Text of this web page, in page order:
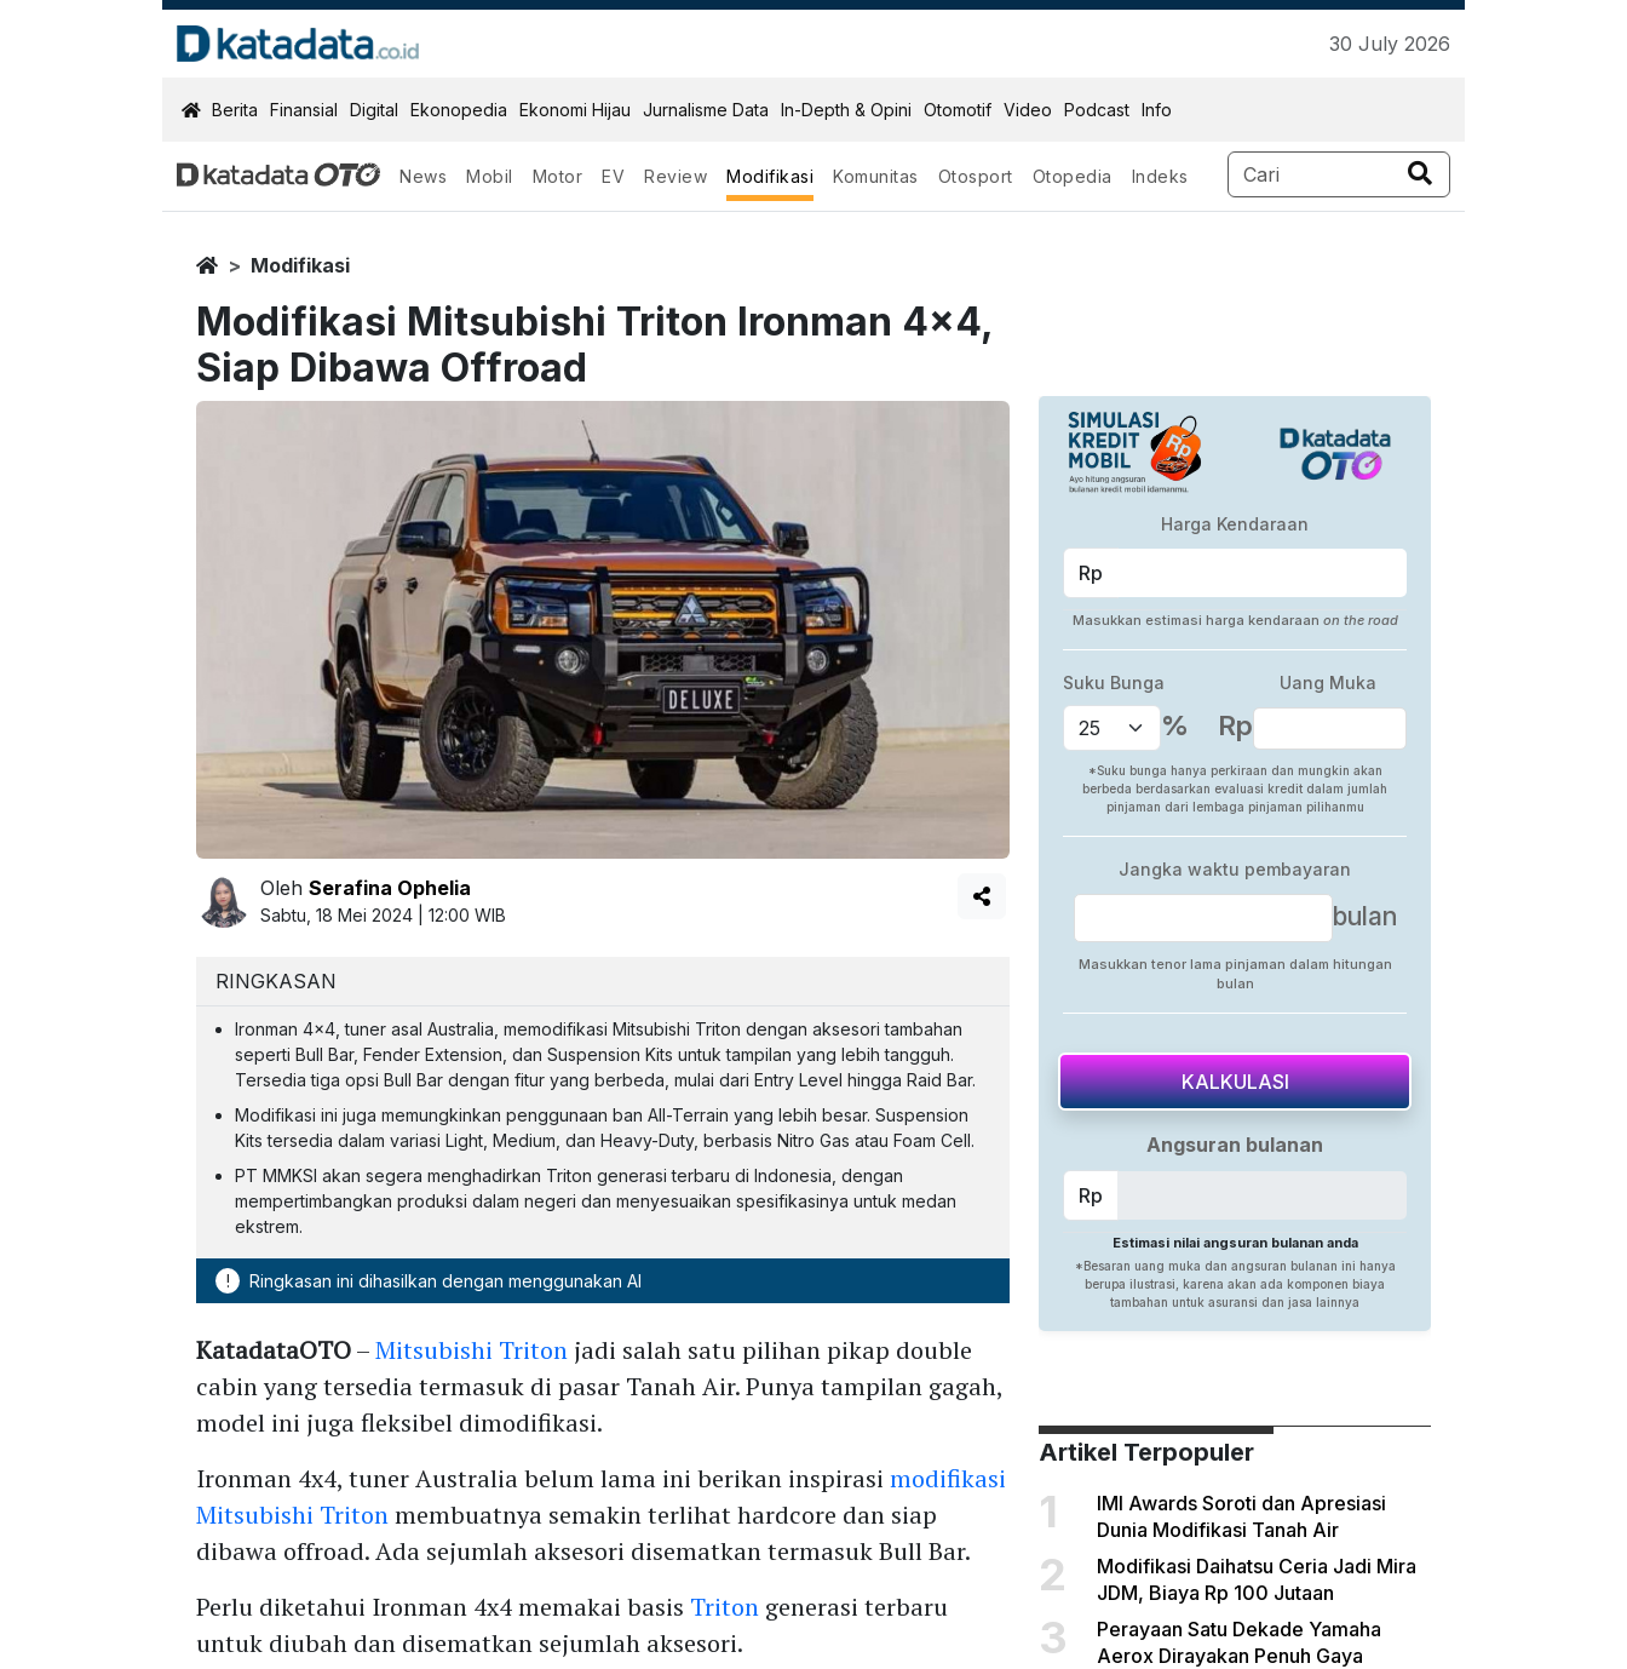
30 July 2026
KatadataOTO
Berita Finansial Digital Ekonopedia Ekonomi Hijau Jurnalisme Data In-Depth & Opini Otomotif Video Podcast Info
News Mobil Motor EV Review Modifikasi Komunitas Otosport Otopedia Indeks
HomeModifikasi
Modifikasi Mitsubishi Triton Ironman 4x4,
Siap Dibawa Offroad
OlehSerafina Ophelia
Sabtu, 18 Mei 2024 | 12:00 WIB
RINGKASAN
Ironman 4x4, tuner asal Australia, memodifikasi Mitsubishi Triton dengan aksesori tambahan
seperti Bull Bar, Fender Extension, dan Suspension Kits untuk tampilan yang lebih tangguh.
Tersedia tiga opsi Bull Bar dengan fitur yang berbeda, mulai dari Entry Level hingga Raid Bar.
Modifikasi ini juga memungkinkan penggunaan ban All-Terrain yang lebih besar. Suspension
Kits tersedia dalam variasi Light, Medium, dan Heavy-Duty, berbasis Nitro Gas atau Foam Cell.
PT MMKSI akan segera menghadirkan Triton generasi terbaru di Indonesia, dengan
mempertimbangkan produksi dalam negeri dan menyesuaikan spesifikasinya untuk medan
ekstrem.
! Ringkasan ini dihasilkan dengan menggunakan AI
KatadataOTO–Mitsubishi Triton jadi salah satu pilihan pikap double
cabin yang tersedia termasuk di pasar Tanah Air. Punya tampilan gagah,
model ini juga fleksibel dimodifikasi.
Ironman 4x4, tuner Australia belum lama ini berikan inspirasimodifikasi
Mitsubishi Tritonmembuatnya semakin terlihat hardcore dan siap
dibawa offroad. Ada sejumlah aksesori disematkan termasuk Bull Bar.
Perlu diketahui Ironman 4x4 memakai basis Triton generasi terbaru
untuk diubah dan disematkan sejumlah aksesori.
Artikel Terpopuler
1
IMI Awards Soroti dan Apresiasi
Dunia Modifikasi Tanah Air
2
Modifikasi Daihatsu Ceria Jadi Mira
JDM, Biaya Rp 100 Jutaan
3
Perayaan Satu Dekade Yamaha
Aerox Dirayakan Penuh Gaya